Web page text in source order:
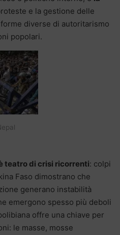
e la gestione delle
diverse di autoritarismo
popolari.
teatro di crisi ricorrenti: colpi
Faso dimostrano che
generano instabilità
emergono spesso più deboli
offre una chiave per
le masse, mosse